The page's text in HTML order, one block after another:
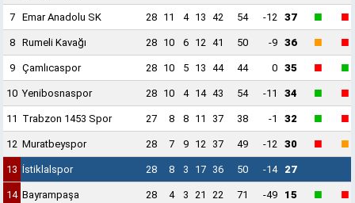
7 Emar Anadolu SK 28 11 4 13 42 54 -12 37 ■ ■
8 Rumeli Kavağı 28 10 6 12 41 50 -9 36 ■ ■
9 Çamlıcaspor 28 10 5 13 44 44 0 35 ■ ■
10 Yenibosnaspor 28 10 4 14 43 54 -11 34 ■ ■
11 Trabzon 1453 Spor 27 8 8 11 37 38 -1 32 ■ ■
12 Muratbeyspor 28 7 9 12 37 49 -12 30 ■ ■
13 İstiklalspor 28 8 3 17 36 50 -14 27
14 Bayrampaşa 28 4 3 21 22 71 -49 15 ■ ■